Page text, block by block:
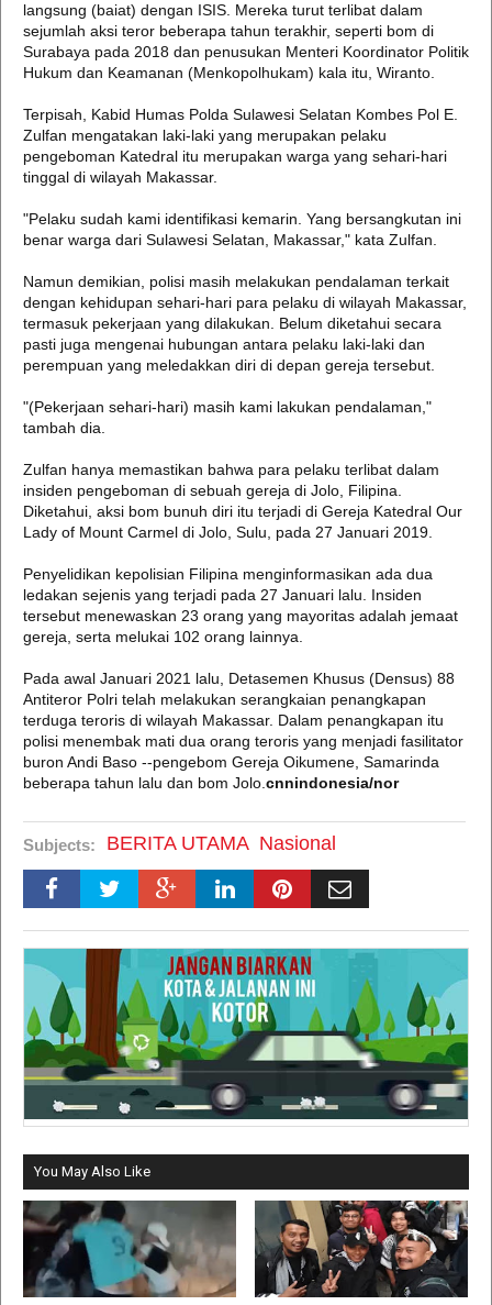
langsung (baiat) dengan ISIS. Mereka turut terlibat dalam
sejumlah aksi teror beberapa tahun terakhir, seperti bom di
Surabaya pada 2018 dan penusukan Menteri Koordinator Politik
Hukum dan Keamanan (Menkopolhukam) kala itu, Wiranto.
Terpisah, Kabid Humas Polda Sulawesi Selatan Kombes Pol E.
Zulfan mengatakan laki-laki yang merupakan pelaku
pengeboman Katedral itu merupakan warga yang sehari-hari
tinggal di wilayah Makassar.
"Pelaku sudah kami identifikasi kemarin. Yang bersangkutan ini
benar warga dari Sulawesi Selatan, Makassar," kata Zulfan.
Namun demikian, polisi masih melakukan pendalaman terkait
dengan kehidupan sehari-hari para pelaku di wilayah Makassar,
termasuk pekerjaan yang dilakukan. Belum diketahui secara
pasti juga mengenai hubungan antara pelaku laki-laki dan
perempuan yang meledakkan diri di depan gereja tersebut.
"(Pekerjaan sehari-hari) masih kami lakukan pendalaman,"
tambah dia.
Zulfan hanya memastikan bahwa para pelaku terlibat dalam
insiden pengeboman di sebuah gereja di Jolo, Filipina.
Diketahui, aksi bom bunuh diri itu terjadi di Gereja Katedral Our
Lady of Mount Carmel di Jolo, Sulu, pada 27 Januari 2019.
Penyelidikan kepolisian Filipina menginformasikan ada dua
ledakan sejenis yang terjadi pada 27 Januari lalu. Insiden
tersebut menewaskan 23 orang yang mayoritas adalah jemaat
gereja, serta melukai 102 orang lainnya.
Pada awal Januari 2021 lalu, Detasemen Khusus (Densus) 88
Antiteror Polri telah melakukan serangkaian penangkapan
terduga teroris di wilayah Makassar. Dalam penangkapan itu
polisi menembak mati dua orang teroris yang menjadi fasilitator
buron Andi Baso --pengebom Gereja Oikumene, Samarinda
beberapa tahun lalu dan bom Jolo. cnnindonesia/nor
Subjects: BERITA UTAMA Nasional
You May Also Like